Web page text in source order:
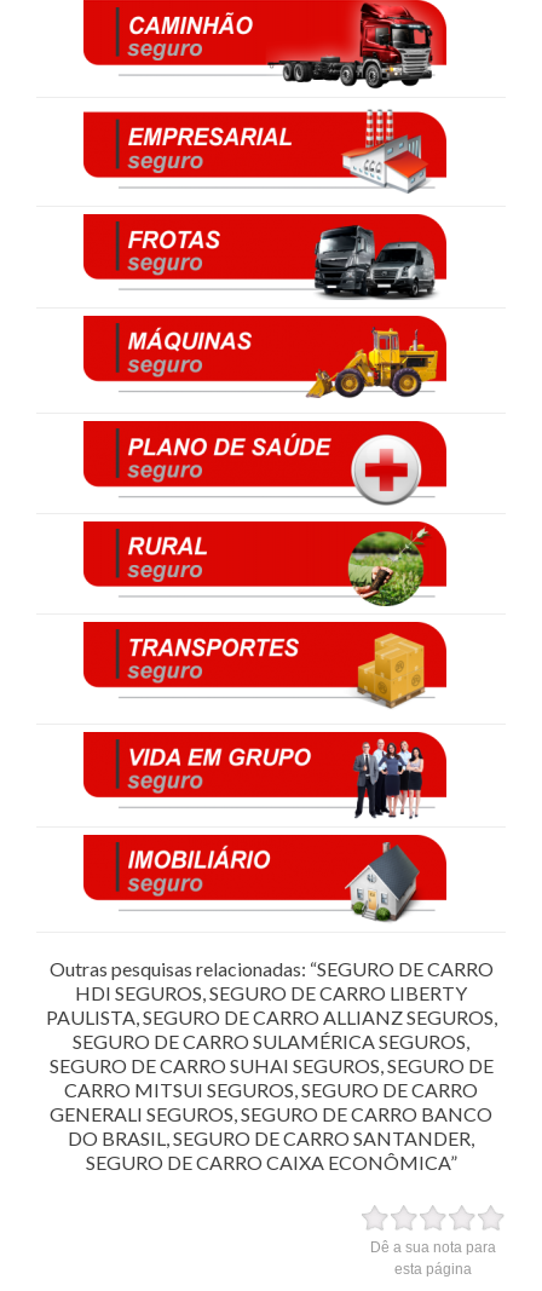
Outras pesquisas relacionadas: “SEGURO DE CARRO
HDI SEGUROS, SEGURO DE CARRO LIBERTY
PAULISTA, SEGURO DE CARRO ALLIANZ SEGUROS,
SEGURO DE CARRO SULAMÉRICA SEGUROS,
SEGURO DE CARRO SUHAI SEGUROS, SEGURO DE
CARRO MITSUI SEGUROS, SEGURO DE CARRO
GENERALI SEGUROS, SEGURO DE CARRO BANCO
DO BRASIL, SEGURO DE CARRO SANTANDER,
SEGURO DE CARRO CAIXA ECONÔMICA”
Dê a sua nota para
esta página